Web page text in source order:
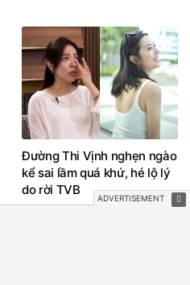
Đường Thi Vịnh nghẹn ngào
kể sai lầm quá khứ, hé lộ lý
do rời TVB